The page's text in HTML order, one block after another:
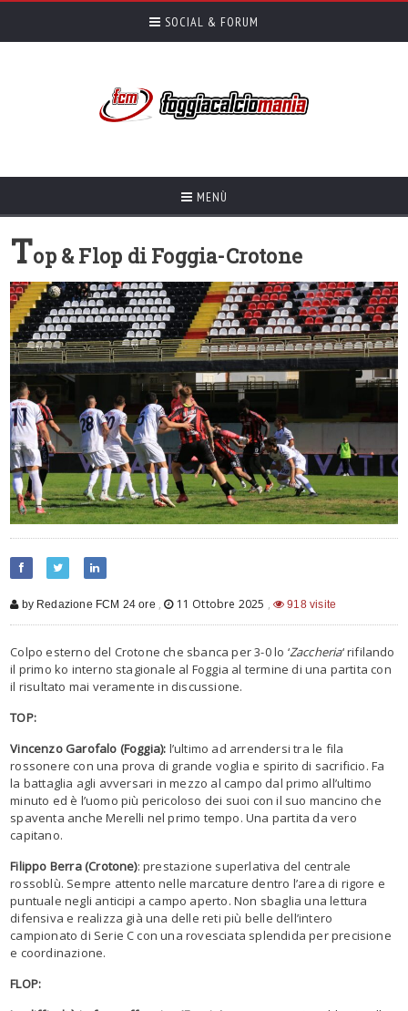
SOCIAL & FORUM
MENÙ
Top & Flop di Foggia-Crotone
by Redazione FCM 24 ore , 11 Ottobre 2025 , 918 visite
Colpo esterno del Crotone che sbanca per 3-0 lo ‘Zaccheria‘ rifilando
il primo ko interno stagionale al Foggia al termine di una partita con
il risultato mai veramente in discussione.
TOP:
Vincenzo Garofalo (Foggia): l’ultimo ad arrendersi tra le fila
rossonere con una prova di grande voglia e spirito di sacrificio. Fa
la battaglia agli avversari in mezzo al campo dal primo all’ultimo
minuto ed è l’uomo più pericoloso dei suoi con il suo mancino che
spaventa anche Merelli nel primo tempo. Una partita da vero
capitano.
Filippo Berra (Crotone): prestazione superlativa del centrale
rossoblù. Sempre attento nelle marcature dentro l’area di rigore e
puntuale negli anticipi a campo aperto. Non sbaglia una lettura
difensiva e realizza già una delle reti più belle dell’intero
campionato di Serie C con una rovesciata splendida per precisione
e coordinazione.
FLOP: